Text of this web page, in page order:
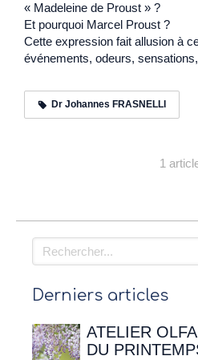
« Madeleine de Proust » ?
Et pourquoi Marcel Proust ?
Cette expression fait allusion à
événements, odeurs,
Dr Johannes FRASNELLI
1
Rechercher
Derniers articles
ATELIER
DU